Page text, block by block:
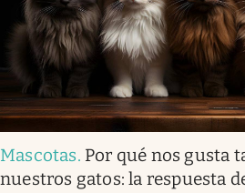
Mascotas. Por qué nos gusta
nuestros gatos: la respuesta